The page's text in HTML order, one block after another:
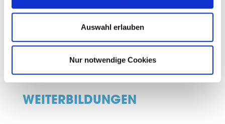
Auswahl erlauben
Nur notwendige Cookies
VIELE ZUSATZLEISTUNGEN
UND INDIVIDUELLE
WEITERBILDUNGEN